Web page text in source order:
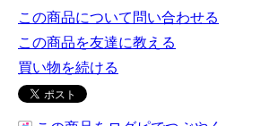
この商品について問い合わせる
この商品を友達に教える
買い物を続ける